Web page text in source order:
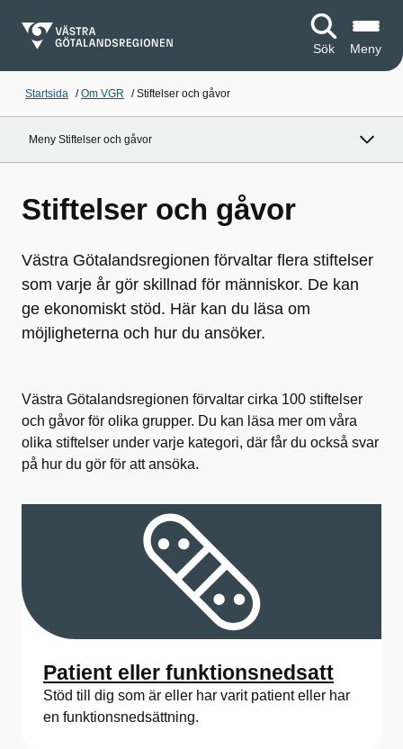
Sök Meny
Startsida /Om VGR /Stiftelser och gåvor
Meny Stiftelser och gåvor
Stiftelser och gåvor
Västra Götalandsregionen förvaltar flera stiftelser
som varje år gör skillnad för människor. De kan
ge ekonomiskt stöd. Här kan du läsa om
möjligheterna och hur du ansöker.
Västra Götalandsregionen förvaltar cirka 100 stiftelser
och gåvor för olika grupper. Du kan läsa mer om våra
olika stiftelser under varje kategori, där får du också svar
på hur du gör för att ansöka.
Patient eller funktionsnedsatt
Stöd till dig som är eller har varit patient eller har
en funktionsnedsättning.